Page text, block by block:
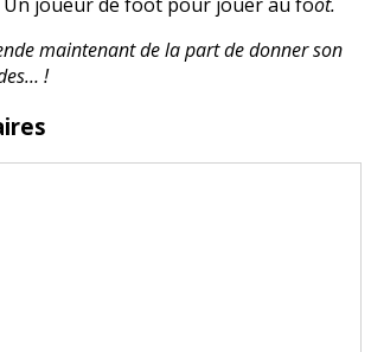
maintenant de la part de donner son
!